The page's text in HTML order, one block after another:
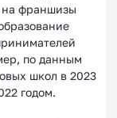
на франшизы
по данным
школ в 2023
годом.